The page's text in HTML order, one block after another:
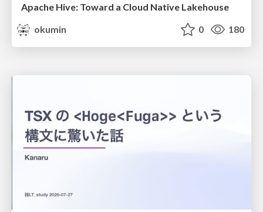
Apache Hive: Toward a Cloud Native Lakehouse
okumin
0 180